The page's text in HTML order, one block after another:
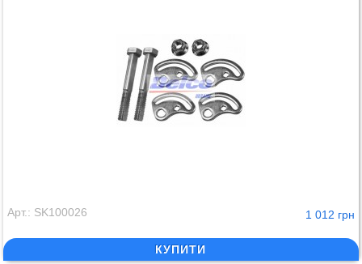
Арт.: SK100026 1 012 грн
КУПИТИ